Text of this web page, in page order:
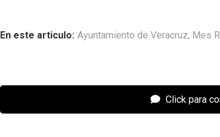
En este articulo: Ayuntamiento de Veracruz, Mes
Click para